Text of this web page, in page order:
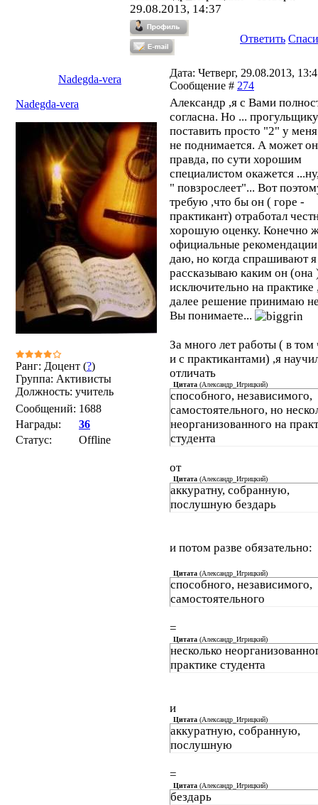
29.08.2013, 14:37
Ответить
Nadegda-vera
Дата: Четверг, 29.08.2013,
Сообщение # 274
Nadegda-vera
Ранг: Доцент (?)
Группа: Активисты
Должность: учитель
Сообщений: 1688
Награды:
36
Статус:
Offline
Александр ,я с Вами
согласна. Но ... прогульщику
поставить просто "2" у
не поднимается. А может
правда, по сути хорошим
специалистом окажется
" повзрослеет"... Вот
требую ,что бы он ( горе -
практикант) отработал
хорошую оценку. Конечно
официальные
даю, но когда спрашивают я
рассказываю каким он (она
исключительно на практике
далее решение принимаю
Вы понимаете...
За много лет работы ( в том
и с практикантами) ,я
отличать
Цитата (Александр_Игрицкий)
способного, независимого,
самостоятельного, но
неорганизованного на
студента
от
Цитата (Александр_Игрицкий)
аккуратну, собранную,
послушную бездарь
и потом разве обязательно:
Цитата (Александр_Игрицкий)
способного, независимого,
самостоятельного
=
Цитата (Александр_Игрицкий)
несколько
практике студента
и
Цитата (Александр_Игрицкий)
аккуратную, собранную,
послушную
=
Цитата (Александр_Игрицкий)
бездарь